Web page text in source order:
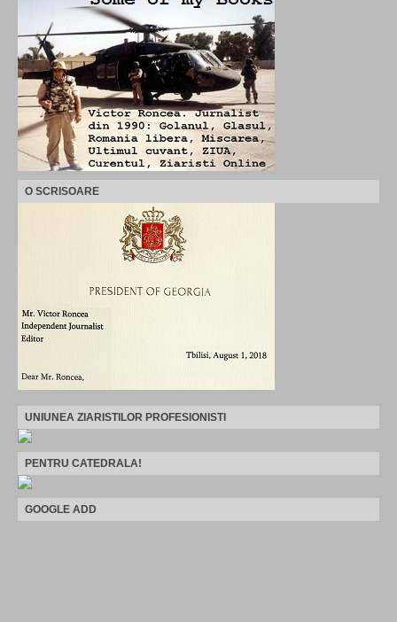
O SCRISOARE
UNIUNEA ZIARISTILOR PROFESIONISTI
PENTRU CATEDRALA!
GOOGLE ADD